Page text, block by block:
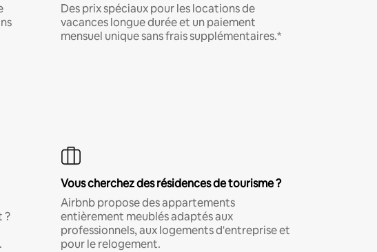
Des prix spéciaux pour les locations de
vacances longue durée et un paiement
mensuel unique sans frais supplémentaires.*
?
Vous cherchez des résidences de tourisme ?
Airbnb propose des appartements
entièrement meublés adaptés aux
professionnels, aux logements d'entreprise et
pour le relogement.